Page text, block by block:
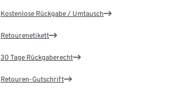
Kostenlose Rückgabe / Umtausch
Retourenetikett
30 Tage Rückgaberecht
Retouren-Gutschrift